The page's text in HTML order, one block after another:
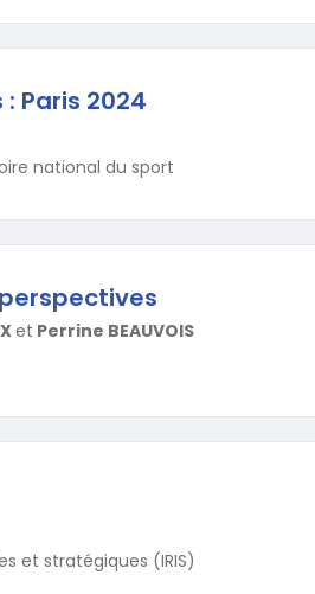
Paris 2024
national du sport
et Perrine BEAUVOIS
et stratégiques (IRIS)